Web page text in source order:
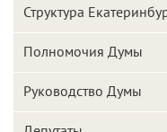
Структура
Полномочия Думы
Руководство Думы